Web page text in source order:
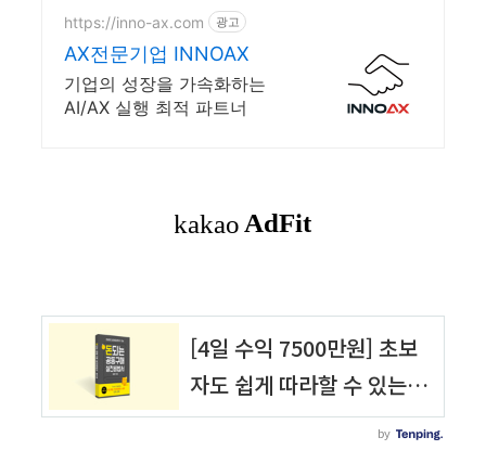
https://inno-ax.com 광고
AX전문기업 INNOAX
기업의 성장을 가속화하는
AI/AX 실행 최적 파트너